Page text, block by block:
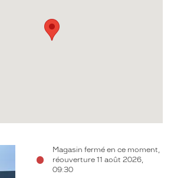
Magasin fermé en ce moment,
réouverture 11 août 2026,
09:30